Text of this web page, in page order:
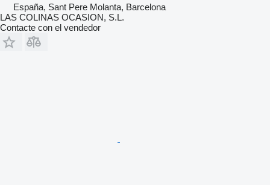
España, Sant Pere Molanta, Barcelona
LAS COLINAS OCASION, S.L.
Contacte con el vendedor